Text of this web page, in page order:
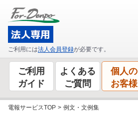
ご利用には法人会員登録が必要です。
ご利用
ガイド
よくある
ご質問
個人の
お客様
電報サービスTOP > 例文・文例集